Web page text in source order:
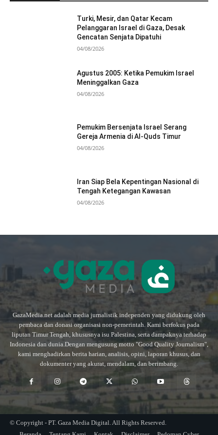
Turki, Mesir, dan Qatar Kecam
Pelanggaran Israel di Gaza, Desak
Gencatan Senjata Dipatuhi
04/08/2026
Agustus 2005: Ketika Pemukim Israel
Meninggalkan Gaza
04/08/2026
Pemukim Bersenjata Israel Serang
Gereja Armenia di Al-Quds Timur
04/08/2026
Iran Siap Bela Kepentingan Nasional di
Tengah Ketegangan Kawasan
04/08/2026
GazaMedia.net adalah media jurnalistik independen yang didukung oleh
pembaca dan donasi organisasi non-pemerintah. Kami berfokus pada
liputan Timur Tengah, khususnya isu Palestina, serta dampaknya terhadap
Indonesia dan dunia.Dengan mengusung motto "Good Quality Journalism",
kami menghadirkan berita harian, analisis, opini, laporan khusus, dan
dokumenter yang akurat, mendalam, dan berimbang.
© Copyright - PT. Gaza Media Digital. All Rights Reserved.